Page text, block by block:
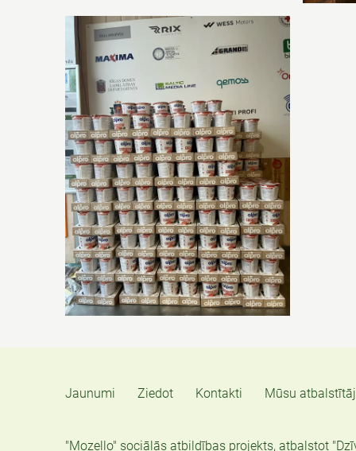
Jaunumi Ziedot Kontakti Mūsu
"Mozello" sociālās atbildības projekts, atbalstot